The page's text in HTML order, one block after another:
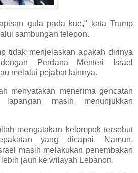
gula pada kue," kata Trump
sambungan telepon.
tidak menjelaskan apakah dirinya
Perdana Menteri Israel
melalui pejabat lainnya.
menyatakan menerima gencatan
masih menunjukkan
mengatakan kelompok tersebut
yang dicapai. Namun,
masih melakukan penembakan
jauh ke wilayah Lebanon.